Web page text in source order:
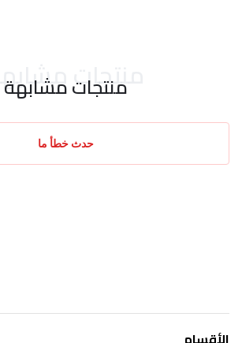
منتجات مشابهة
منتجات مشابهة
حدث خطأ ما